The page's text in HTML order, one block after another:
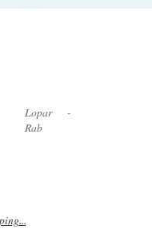
Lopar -
Rab